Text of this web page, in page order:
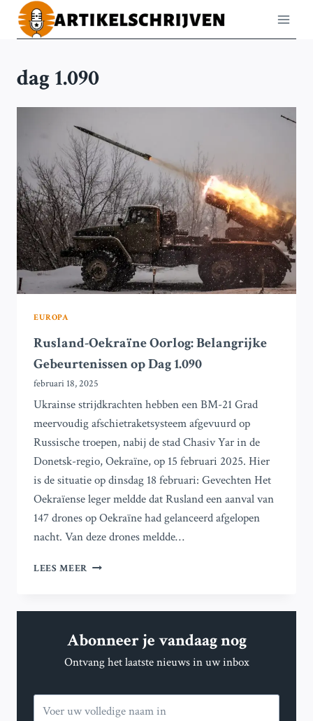
Doorgaan
naar
dag 1.090
EUROPA
Rusland-Oekraïne Oorlog: Belangrijke
Gebeurtenissen op Dag 1.090
februari 18, 2025
Ukrainse strijdkrachten hebben een BM-21 Grad
meervoudig afschietraketsysteem afgevuurd op
Russische troepen, nabij de stad Chasiv Yar in de
Donetsk-regio, Oekraïne, op 15 februari 2025. Hier
is de situatie op dinsdag 18 februari: Gevechten Het
Oekraïense leger meldde dat Rusland een aanval van
147 drones op Oekraïne had gelanceerd afgelopen
nacht. Van deze drones meldde…
LEES MEER RUSLAND-
BELANGRIJKE
OP
1.090
Abonneer je vandaag nog
Ontvang het laatste nieuws in uw inbox